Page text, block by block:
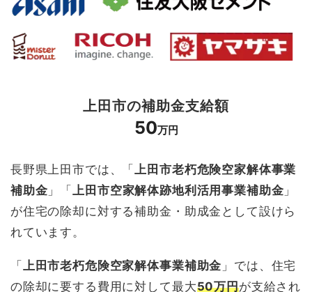
上田市の補助金支給額
50万円
長野県上田市では、「上田市老朽危険空家解体事業
補助金 」「上田市空家解体跡地利活用事業補助金 」
が住宅の除却に対する補助金・助成金として設けら
れています。
「 上田市老朽危険空家解体事業補助金 」では、住宅
の除却に要する費用に対して最大50万円が支給され